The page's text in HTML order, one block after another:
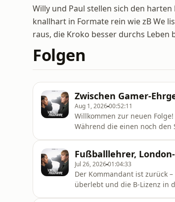
Willy und Paul stellen sich den
knallhart in Formate rein wie zB We
raus, die Kroko besser durchs Leben
Folgen
Zwischen Gamer-
Aug 1, 202600:52:11
Willkommen zur neuen
Während die einen noch
Erfolg oder doch nur teuer
Fußballlehrer,
Jul 26, 202601:04:33
Der Kommandant ist zurück
überlebt und die B-Lizenz in